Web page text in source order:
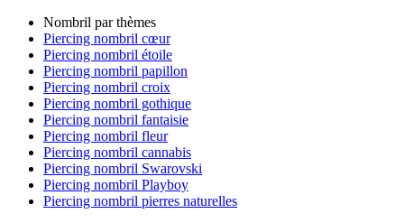
Nombril par thèmes
Piercing nombril cœur
Piercing nombril étoile
Piercing nombril papillon
Piercing nombril croix
Piercing nombril gothique
Piercing nombril fantaisie
Piercing nombril fleur
Piercing nombril cannabis
Piercing nombril Swarovski
Piercing nombril Playboy
Piercing nombril pierres naturelles